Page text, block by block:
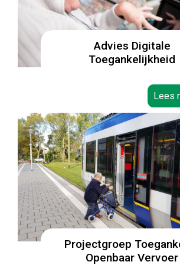
Advies Digitale
Toegankelijkheid
Lees
Projectgroep
Openbaar Vervoer